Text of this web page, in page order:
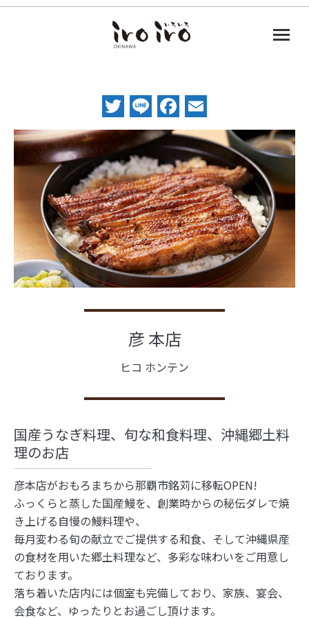
Twitter
LineFacebook
彦 本店
ヒコ ホンテン
国産うなぎ料理、旬な和食料理、沖縄郷土料
理のお店
彦本店がおもろまちから那覇市銘苅に移転OPEN!
ふっくらと蒸した国産鰻を、創業時からの秘伝ダレで焼
き上げる自慢の鰻料理や、
毎月変わる旬の献立でご提供する和食、そして沖縄県産
の食材を用いた郷土料理など、多彩な味わいをご用意し
ております。
落ち着いた店内には個室も完備しており、家族、宴会、
会食など、ゆったりとお過ごし頂けます。